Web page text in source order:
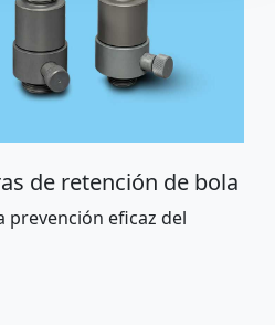
de retención de bola
prevención eficaz del